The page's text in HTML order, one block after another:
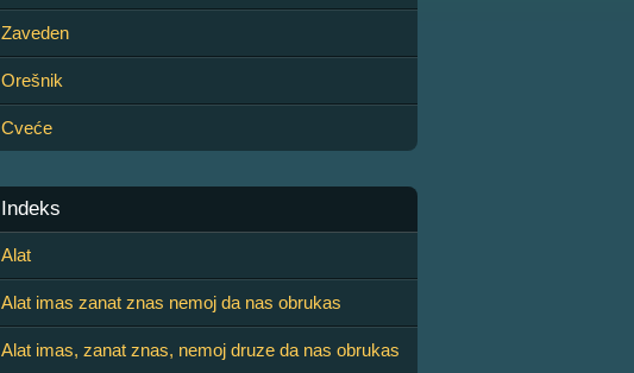
Zaveden
Orešnik
Cveće
Indeks
Alat
Alat imas zanat znas nemoj da nas obrukas
Alat imas, zanat znas, nemoj druze da nas obrukas